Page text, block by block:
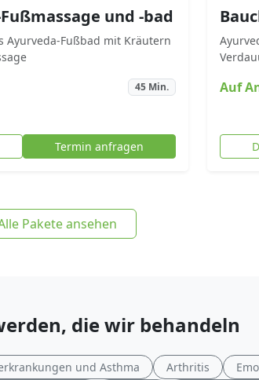
und -bad
Ayurveda-Fußbad mit Kräutern
45 Min.
Termin anfragen
Auf
Pakete ansehen
die wir behandeln
und Asthma Arthritis